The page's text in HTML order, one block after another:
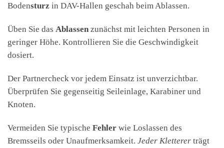
Bodensturz in DAV-Hallen geschah beim Ablassen.
Üben Sie das Ablassen zunächst mit leichten Personen in
geringer Höhe. Kontrollieren Sie die Geschwindigkeit
dosiert.
Der Partnercheck vor jedem Einsatz ist unverzichtbar.
Überprüfen Sie gegenseitig Seileinlage, Karabiner und
Knoten.
Vermeiden Sie typische Fehler wie Loslassen des
Bremsseils oder Unaufmerksamkeit. Jeder Kletterer trägt